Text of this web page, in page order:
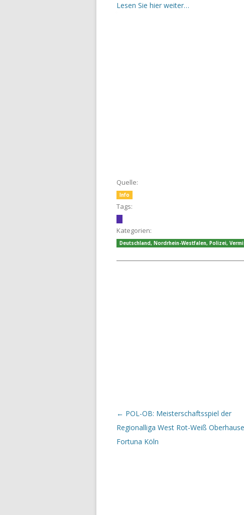
Lesen Sie hier weiter…
Quelle:
Info
Tags:
Kategorien:
Deutschland, Nordrhein-Westfalen, Polizei,
Beitrags-Navigation
← POL-OB: Meisterschaftsspiel der
Regionalliga West Rot-Weiß
Fortuna Köln